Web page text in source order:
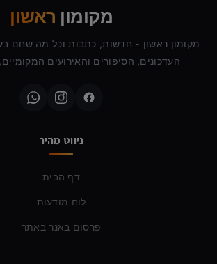
מקומון ראשון
מקומון ראשון - חדשות, כתבות וכל מה שחם
העדכונים, הסיפורים והאירועים
ניווט מהיר
דף הבית
לוח מודעות
פרסום באנר באתר